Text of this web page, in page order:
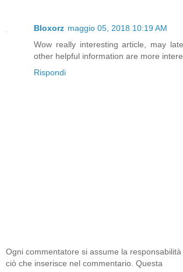
Bloxorz maggio 05, 2018 10:19 AM
Wow really interesting article, may
other helpful information are more
Rispondi
Ogni commentatore si assume la responsabilità
ciò che inserisce nel commentario. Questa